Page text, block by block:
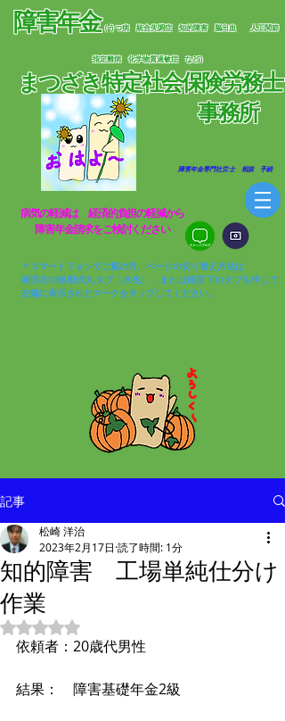
障害年金（うつ病 統合失調症 知的障害 脳出血人工関節
指定難病 化学物質過敏症 など）
まつざき特定社会保険労務士
​事務所
​ 障害年金専門社労士 相談 手続
​病気の軽減は 経済的負担の軽減から​
​障害年金請求をご検討ください
＊スマートフォンでご覧の方、ページの切り替え方法は
画面右の移動式丸タブ（水色）、または画面下のタブを押して
左端に表示されたマークをタップしてください。​
記事
知的障害 工場単純仕分け
作業
松崎 洋治
2023年2月17日 読了時間: 1分
5つ星のうちNaNと評価されています。
依頼者：20歳代男性
結果：　障害基礎年金2級